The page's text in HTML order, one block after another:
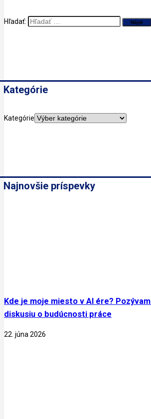
Hľadať:
Kategórie
Kategórie
Najnovšie príspevky
Kde je moje miesto v AI ére?
diskusiu o budúcnosti práce
22. júna 2026